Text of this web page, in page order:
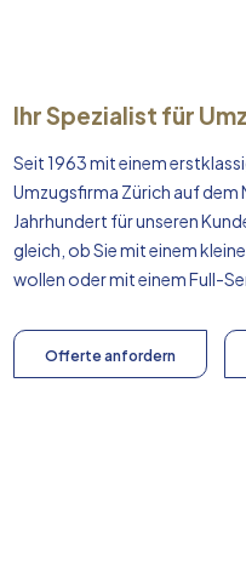
Ihr Spezialist für
Seit 1963 mit einem
Umzugsfirma Zürich auf dem
Jahrhundert für unseren
gleich, ob Sie mit einem
wollen oder mit einem Full-
Offerte anfordern